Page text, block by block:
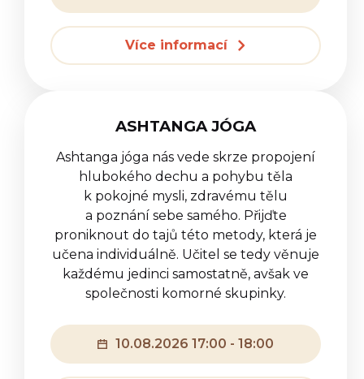
Více informací
ASHTANGA JÓGA
Ashtanga jóga nás vede skrze propojení
hlubokého dechu a pohybu těla
k pokojné mysli, zdravému tělu
a poznání sebe samého. Přijďte
proniknout do tajů této metody, která je
učena individuálně. Učitel se tedy věnuje
každému jedinci samostatně, avšak ve
společnosti komorné skupinky.
10.08.2026 17:00 - 18:00